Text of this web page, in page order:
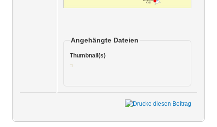
Angehängte Dateien
Thumbnail(s)